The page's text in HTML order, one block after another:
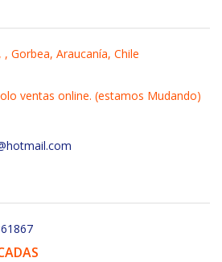
Gorbea, Araucanía, Chile
ventas online. (estamos Mudando)